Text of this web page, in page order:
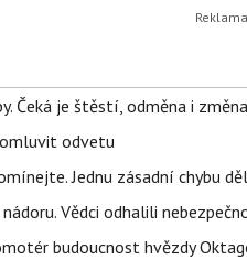
Čeká je štěstí, odměna i
odvetu
Jednu zásadní chybu
Vědci odhalili
budoucnost hvězdy